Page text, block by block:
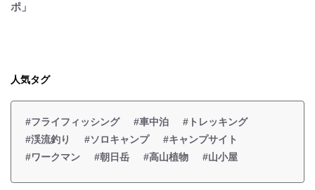
ポ」
人気タグ
#フライフィッシング #車中泊
#トレッキング
#渓流釣り
#ソロキャンプ
#キャンプサイト
#ワークマン
#朝日岳 #高山植物 #山小屋